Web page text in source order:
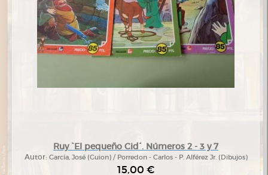
Ruy `El pequeño Cid´. Números 2 - 3 y 7
Autor: García, José (Guion) / Porredon - Carlos - P. Alférez Jr. (Dibujos)
15,00 €